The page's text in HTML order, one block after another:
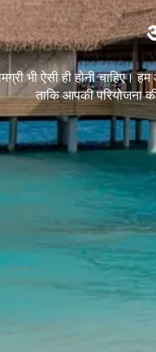
भी ऐसी ही होनी
ताकि आपकी परियोजना